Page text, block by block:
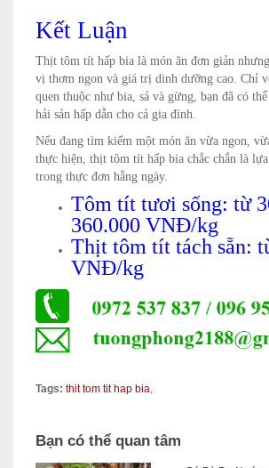
Kết Luận
Thịt tôm tít hấp bia là món ăn đơn giản
vị thơm ngon và giá trị dinh dưỡng cao. Chỉ
quen thuộc như bia, sả và gừng, bạn đã có
hải sản hấp dẫn cho cả gia đình.
Nếu đang tìm kiếm một món ăn vừa ngon,
thực hiện, thịt tôm tít hấp bia chắc chắn là
trong thực đơn hằng ngày.
Tôm tít tươi sống: từ
360.000 VNĐ/kg
Thịt tôm tít tách sẵn:
VNĐ/kg
Tags: thit tom tit hap bia,
Bạn có thể quan tâm